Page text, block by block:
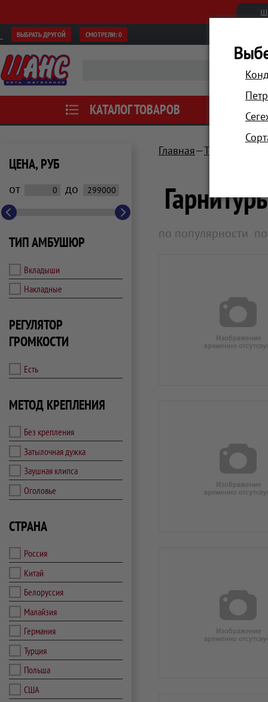
ВЫБРАТЬ ДРУГОЙ СМОТРЕЛИ:0
КАТАЛОГ ТОВАРОВ АКЦИИ
ЦЕНА, РУБ
от до
ТИП АМБУШЮР
Вкладыши
Накладные
РЕГУЛЯТОР
ГРОМКОСТИ
Есть
МЕТОД КРЕПЛЕНИЯ
Без крепления
Затылочная дужка
Заушная клипса
Оголовье
СТРАНА
Россия
Китай
Белоруссия
Малайзия
Германия
Турция
Польша
США
Главная Телевизоры,
по популярности